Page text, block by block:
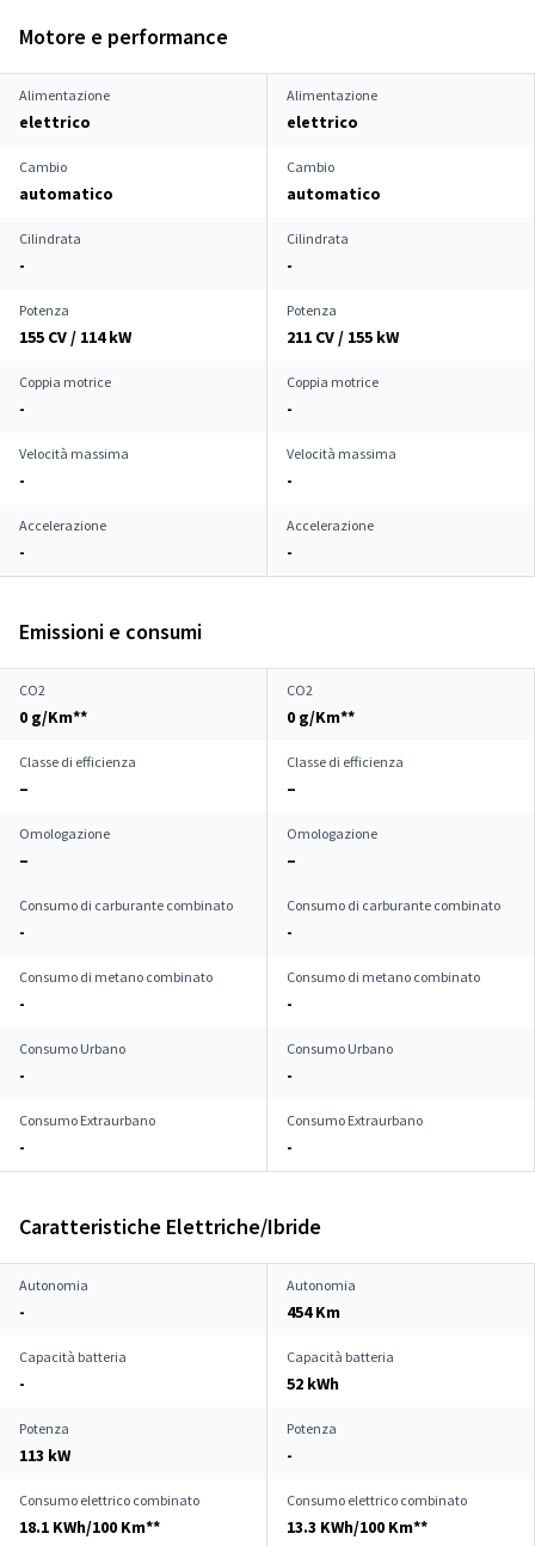
Motore e performance
Alimentazione
elettrico
Alimentazione
elettrico
Cambio
automatico
Cambio
automatico
Cilindrata
-
Cilindrata
-
Potenza
155 CV / 114 kW
Potenza
211 CV / 155 kW
Coppia motrice
-
Coppia motrice
-
Velocità massima
-
Velocità massima
-
Accelerazione
-
Accelerazione
-
Emissioni e consumi
CO2
0 g/Km**
CO2
0 g/Km**
Classe di efficienza
–
Classe di efficienza
–
Omologazione
–
Omologazione
–
Consumo di carburante combinato
-
Consumo di carburante combinato
-
Consumo di metano combinato
-
Consumo di metano combinato
-
Consumo Urbano
-
Consumo Urbano
-
Consumo Extraurbano
-
Consumo Extraurbano
-
Caratteristiche Elettriche/Ibride
Autonomia
-
Autonomia
454 Km
Capacità batteria
-
Capacità batteria
52 kWh
Potenza
113 kW
Potenza
-
Consumo elettrico combinato
18.1 KWh/100 Km**
Consumo elettrico combinato
13.3 KWh/100 Km**